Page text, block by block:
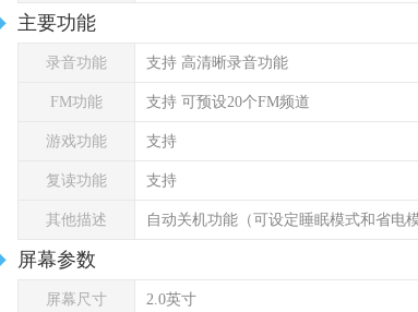
主要功能
录音功能 支持 高清晰录音功能
FM功能 支持 可预设20个FM频道
游戏功能 支持
复读功能 支持
其他描述 自动关机功能（可设定睡眠模式和省电
屏幕参数
屏幕尺寸 2.0英寸